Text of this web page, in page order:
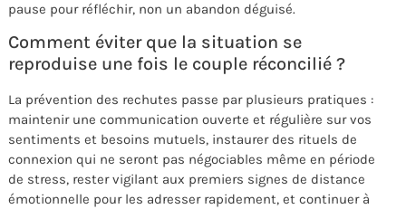
pause pour réfléchir, non un abandon déguisé.
Comment éviter que la situation se
reproduise une fois le couple réconcilié ?
La prévention des rechutes passe par plusieurs pratiques :
maintenir une communication ouverte et régulière sur vos
sentiments et besoins mutuels, instaurer des rituels de
connexion qui ne seront pas négociables même en période
de stress, rester vigilant aux premiers signes de distance
émotionnelle pour les adresser rapidement, et continuer à